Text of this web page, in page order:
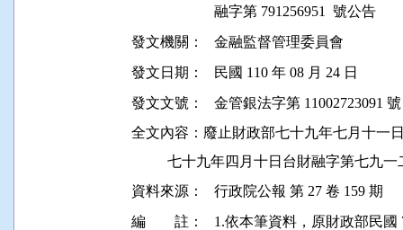
發文機關：
金融監督管理委員會
發文日期：
民國 110 年 08 月 24 日
發文文號：
金管銀法字第 11002723091
全文內容：廢止財政部七十九年七月十一
資料來源：
行政院公報 第 27 卷 159 期
編 註：
1.依本筆資料，原財政部民國